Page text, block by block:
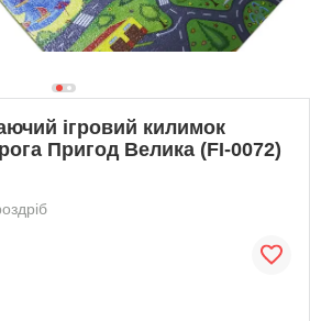
ігровий килимок
Пригод Велика (FI-0072)